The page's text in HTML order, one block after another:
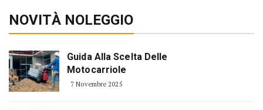
NOVITÀ NOLEGGIO
Guida Alla Scelta Delle
Motocarriole
7 Novembre 2025